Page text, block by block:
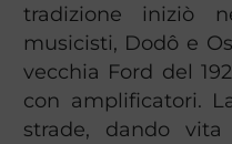
tradizione iniziò
musicisti, Dodô e
vecchia Ford del
con amplificatori.
strade, dando